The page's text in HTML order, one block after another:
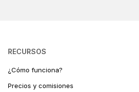
RECURSOS
¿Cómo funciona?
Precios y comisiones